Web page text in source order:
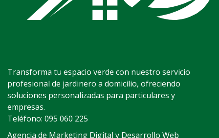
Transforma tu espacio verde con nuestro servicio
profesional de jardinero a domicilio, ofreciendo
soluciones personalizadas para particulares y
empresas.
Teléfono: 095 060 225
Agencia de Marketing Digital y Desarrollo Web